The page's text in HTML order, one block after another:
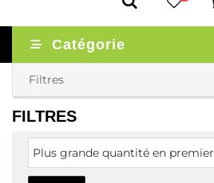
Catégorie
Filtres
FILTRES
Plus grande quantité en premier